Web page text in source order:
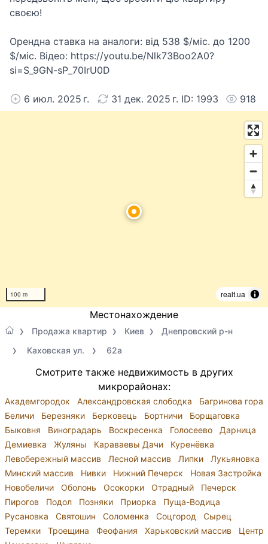
своєю!
Орендна ставка на аналоги: від 538 $/міс. до 1200
$/міс. Відео: https://youtu.be/Nlk73Boo2A0?
si=S_9GN-sP_70IrU0D
6 июл. 2025 г. 31 дек. 2025 г. ID: 1993 918
100 m realt.ua
Местонахождение
Продажа квартир Киев
Днепровский р-н
Каховская ул.
62а
Смотрите также недвижимость в других
микрорайонах:
Академгородок Александровская слободка
Багринова гора
Беличи
Березняки Берковець Бортничи
Борщаговка
Быковня
Виноградарь Воскресенка Голосеево
Дарница
Демиевка
Жуляны Караваевы Дачи
Куренёвка
Левобережный массив
Лесной массив Липки
Лукьяновка
Минский массив
Нивки Нижний Печерск
Новая Застройка
Новобеличи
Оболонь Осокорки Отрадный
Печерск
Пирогов
Подол Позняки Приорка
Пуща-Водица
Русановка
Святошин Соломенка Соцгород
Сырец
Теремки
Троещина Феофания Харьковский массив
Центр